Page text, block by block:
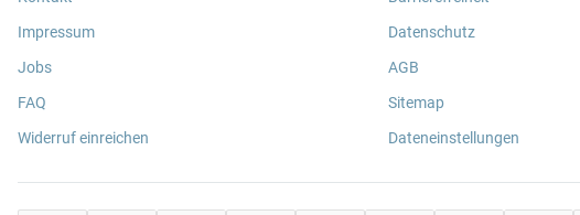
Impressum
Jobs
FAQ
Widerruf einreichen
Datenschutz
AGB
Sitemap
Dateneinstellungen